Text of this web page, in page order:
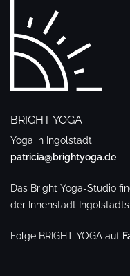
BRIGHT YOGA
Yoga in Ingolstadt
patricia@brightyoga.de
Das Bright Yoga-Studio
der Innenstadt Ingolstadts.
Folge BRIGHT YOGA auf